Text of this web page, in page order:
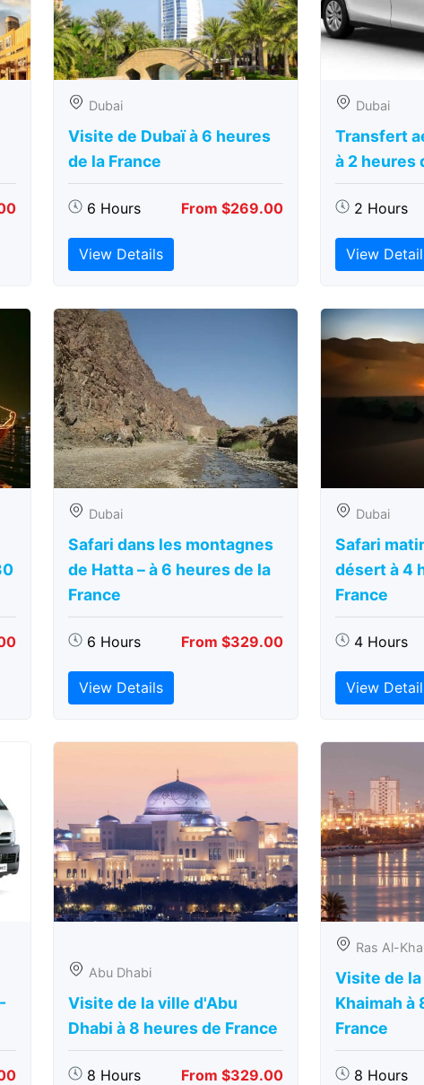
Dubai
Visite de Dubaï à 6 heures
de la France
6 Hours From $269.00
View Details
Dubai
Transfert
à 2 heures
2 Hours
View
Dubai
Safari dans les montagnes
de Hatta – à 6 heures de la
France
6 Hours From $329.00
View Details
Dubai
Safari
désert à 4
France
4 Hours
View
Abu Dhabi
Visite de la ville d'Abu
Dhabi à 8 heures de France
8 Hours From $329.00
Ras Al-
Visite de la
Khaimah à
France
8 Hours